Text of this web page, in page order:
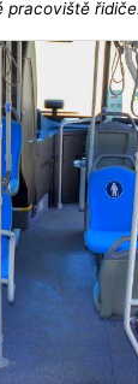
pracoviště